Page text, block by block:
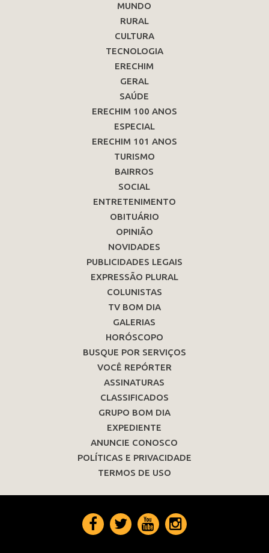
MUNDO
RURAL
CULTURA
TECNOLOGIA
ERECHIM
GERAL
SAÚDE
ERECHIM 100 ANOS
ESPECIAL
ERECHIM 101 ANOS
TURISMO
BAIRROS
SOCIAL
ENTRETENIMENTO
OBITUÁRIO
OPINIÃO
NOVIDADES
PUBLICIDADES LEGAIS
EXPRESSÃO PLURAL
COLUNISTAS
TV BOM DIA
GALERIAS
HORÓSCOPO
BUSQUE POR SERVIÇOS
VOCÊ REPÓRTER
ASSINATURAS
CLASSIFICADOS
GRUPO BOM DIA
EXPEDIENTE
ANUNCIE CONOSCO
POLÍTICAS E PRIVACIDADE
TERMOS DE USO